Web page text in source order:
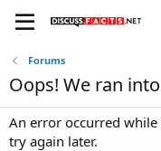
Forums
Oops! We ran
An error occurred while
try again later.